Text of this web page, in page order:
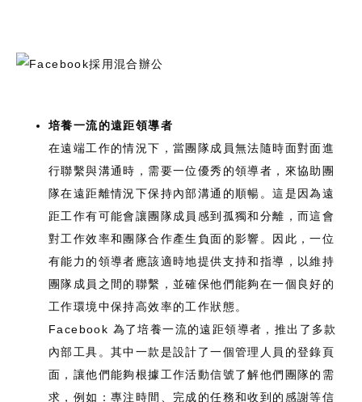
培養一流的遠距領導者
在遠端工作的情況下，當團隊成員無法隨時面對面進
行聯繫與溝通時，需要一位優秀的領導者，來協助團
隊在遠距離情況下保持內部溝通的順暢。這是因為遠
距工作有可能會讓團隊成員感到孤獨和分離，而這會
對工作效率和團隊合作產生負面的影響。因此，一位
有能力的領導者應該適時地提供支持和指導，以維持
團隊成員之間的聯繫，並確保他們能夠在一個良好的
工作環境中保持高效率的工作狀態。
Facebook 為了培養一流的遠距領導者，推出了多款
內部工具。其中一款是設計了一個管理人員的登錄頁
面，讓他們能夠根據工作活動信號了解他們團隊的需
求，例如：專注時間、完成的任務和收到的感謝等信